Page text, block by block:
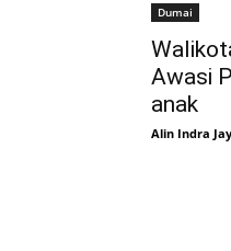
Dumai
Awasi
anak
Alin Indra